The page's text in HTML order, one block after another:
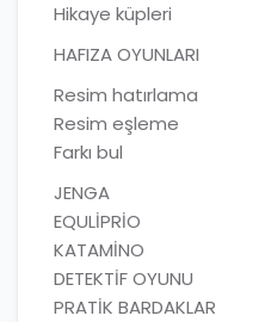
Hikaye küpleri
HAFIZA OYUNLARI
Resim hatırlama
Resim eşleme
Farkı bul
JENGA
EQULİPRİO
KATAMİNO
DETEKTİF OYUNU
PRATİK BARDAKLAR